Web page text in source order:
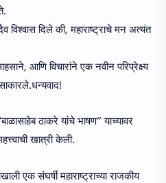
विश्वास दिले की, महाराष्ट्राचे मन अत्यंत
आणि विचारांने एक नवीन परिप्रेक्ष्य
ठाकरे यांचे भाषण” याच्यावर
खात्री केली.
एक संघर्षी महाराष्ट्राच्या राजकीय